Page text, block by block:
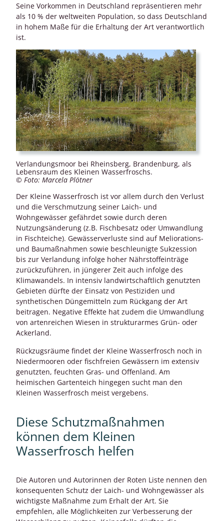
Seine Vorkommen in Deutschland repräsentieren mehr
als 10 % der weltweiten Population, so dass Deutschland
in hohem Maße für die Erhaltung der Art verantwortlich
ist.
Verlandungsmoor bei Rheinsberg, Brandenburg, als
Lebensraum des Kleinen Wasserfroschs.
© Foto: Marcela Plötner
Der Kleine Wasserfrosch ist vor allem durch den Verlust
und die Verschmutzung seiner Laich- und
Wohngewässer gefährdet sowie durch deren
Nutzungsänderung (z.B. Fischbesatz oder Umwandlung
in Fischteiche). Gewässerverluste sind auf Meliorations-
und Baumaßnahmen sowie beschleunigte Sukzession
bis zur Verlandung infolge hoher Nährstoffeinträge
zurückzuführen, in jüngerer Zeit auch infolge des
Klimawandels. In intensiv landwirtschaftlich genutzten
Gebieten dürfte der Einsatz von Pestiziden und
synthetischen Düngemitteln zum Rückgang der Art
beitragen. Negative Effekte hat zudem die Umwandlung
von artenreichen Wiesen in strukturarmes Grün- oder
Ackerland.
Rückzugsräume findet der Kleine Wasserfrosch noch in
Niedermooren oder fischfreien Gewässern im extensiv
genutzten, feuchten Gras- und Offenland. Am
heimischen Gartenteich hingegen sucht man den
Kleinen Wasserfrosch meist vergebens.
Diese Schutzmaßnahmen
können dem Kleinen
Wasserfrosch helfen
Die Autoren und Autorinnen der Roten Liste nennen den
konsequenten Schutz der Laich- und Wohngewässer als
wichtigste Maßnahme zum Erhalt der Art. Sie
empfehlen, alle Möglichkeiten zur Verbesserung der